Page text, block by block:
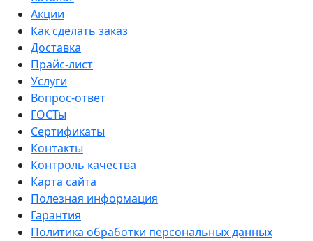
Акции
Как сделать заказ
Доставка
Прайс-лист
Услуги
Вопрос-ответ
ГОСТы
Сертификаты
Контакты
Контроль качества
Карта сайта
Полезная информация
Гарантия
Политика обработки персональных данных